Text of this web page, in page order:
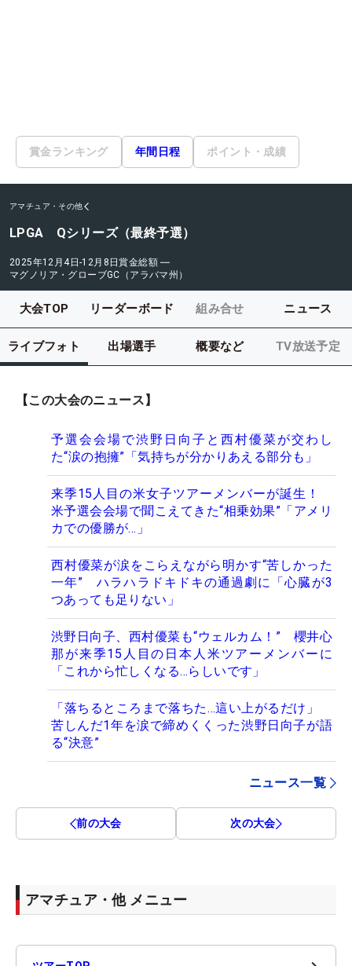
賞金ランキング 年間日程 ポイント・成績
アマチュア・その他
LPGA Qシリーズ（最終予選）
2025年12月4日-12月8日賞金総額 ―
マグノリア・グローブGC（アラバマ州）
大会TOP リーダーボード 組み合せ ニュース
ライブフォト 出場選手 概要など TV放送予定
【この大会のニュース】
予選会会場で渋野日向子と西村優菜が交わし
た“涙の抱擁”「気持ちが分かりあえる部分も」
来季15人目の米女子ツアーメンバーが誕生！
米予選会会場で聞こえてきた“相乗効果”「アメリ
カでの優勝が…」
西村優菜が涙をこらえながら明かす“苦しかった
一年” ハラハラドキドキの通過劇に「心臓が3
つあっても足りない」
渋野日向子、西村優菜も“ウェルカム！” 櫻井心
那が来季15人目の日本人米ツアーメンバーに
「これから忙しくなる…らしいです」
「落ちるところまで落ちた…這い上がるだけ」
苦しんだ1年を涙で締めくくった渋野日向子が語
る“決意”
ニュース一覧
前の大会 次の大会
アマチュア・他 メニュー